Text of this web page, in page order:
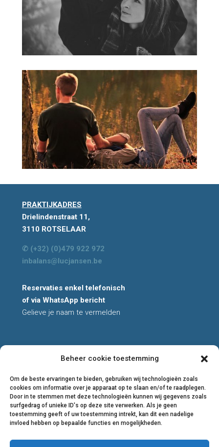
Beheer cookie toestemming
Om de beste ervaringen te bieden, gebruiken wij technologieën zoals
cookies om informatie over je apparaat op te slaan en/of te raadplegen.
Door in te stemmen met deze technologieën kunnen wij gegevens zoals
surfgedrag of unieke ID's op deze site verwerken. Als je geen
toestemming geeft of uw toestemming intrekt, kan dit een nadelige
invloed hebben op bepaalde functies en mogelijkheden.
PRAKTIJKADRES
Drielindenstraat 11,
3110 ROTSELAAR
✆ (+32) (0)479 922 972
inbalans@lucjansen.be
Reservaties enkel telefonisch
of via WhatsApp bericht
Gelieve je naam te vermelden
All rights reserved
Privacyverklaring
Cookiebeleid
Algemene voorwaarden